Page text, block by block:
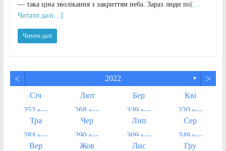
— така ціна зволікання з закриттям неба. Зараз люди по[…
Читати далі…]
Читати далі
< 2022 ▼ >
Січ
252 Posts
Лют
268 Posts
Бер
339 Posts
Кві
220 Posts
Тра
284 Posts
Чер
290 Posts
Лип
309 Posts
Сер
349 Posts
Вер
Жов
Лис
Гру